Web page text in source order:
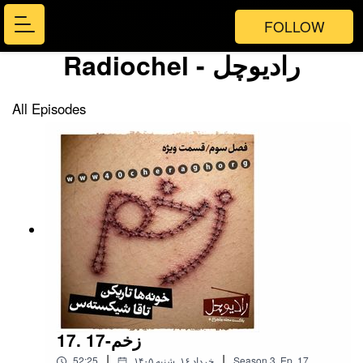
FOLLOW
Radiochel - رادیوچل
All Episodes
17. 17-زخم